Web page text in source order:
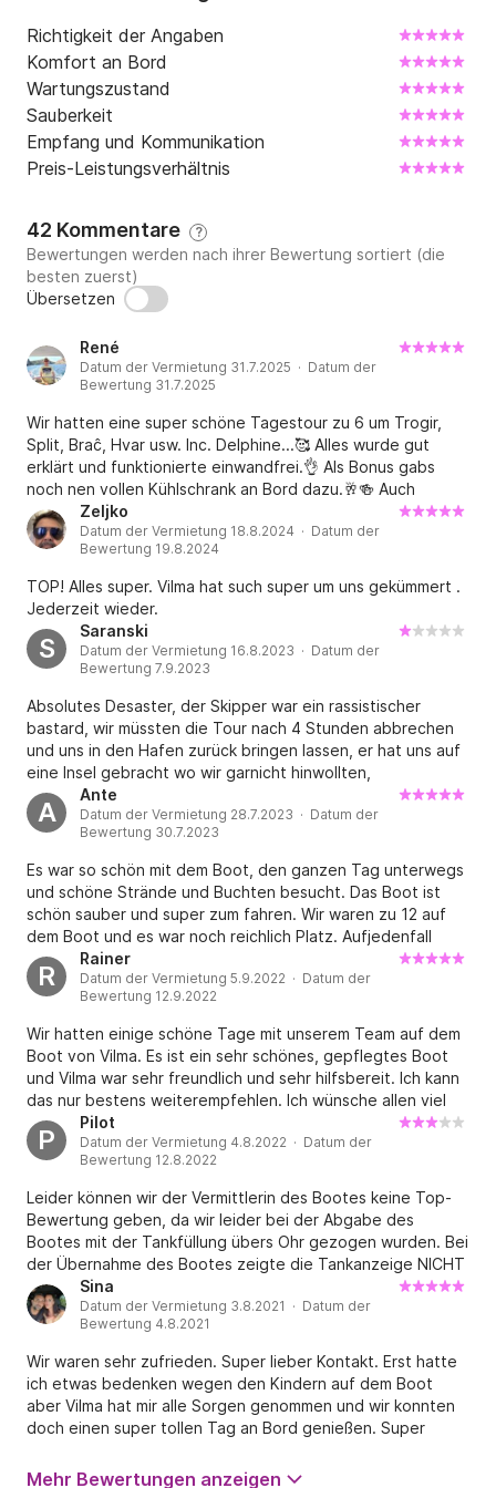
Elektrische Ankerwinde, Trimmanzeige, 100-W-
Solarpanel zum Laden der Batterie.
GPS Simrad G 09 Xse.
Kabinen: 1
Toiletten: 1
Baujahr: 2017
Unterhaltung:
Radio FUSION MS-RA205 + 6 Lautsprecher, USB,
MP3-Player, UKW-Funkgerät
Sicherheit:
Erste-Hilfe-Set, Suchscheinwerferreflektor auf dem
Hardtop mit Fernbedienung, 2 Feuerlöscher, Flaggen
Innenausstattung:
49-Liter-Kühlschrank mit Gefrierfach, Toilette mit
Richtigkeit der Angaben
Komfort an Bord
Wartungszustand
Sauberkeit
Empfang und Kommunikation
Preis-Leistungsverhältnis
42 Kommentare ?
Bewertungen werden nach ihrer Bewertung sortiert (die
besten zuerst)
Übersetzen
René
Datum der Vermietung 31.7.2025 · Datum der
Bewertung 31.7.2025
Wir hatten eine super schöne Tagestour zu 6 um Trogir,
Split, Braĉ, Hvar usw. Inc. Delphine...🥰 Alles wurde gut
erklärt und funktionierte einwandfrei.👌 Als Bonus gabs
noch nen vollen Kühlschrank an Bord dazu.🥂🍻 Auch
tanken und die Rückgabe waren super organisiert.⛽️ Sehr
zu empfehlen. Vielen Dank für den schönen Tag.👍
Zeljko
Datum der Vermietung 18.8.2024 · Datum der
Bewertung 19.8.2024
TOP! Alles super. Vilma hat such super um uns gekümmert .
Jederzeit wieder.
S
Saranski
Datum der Vermietung 16.8.2023 · Datum der
Bewertung 7.9.2023
Absolutes Desaster, der Skipper war ein rassistischer
bastard, wir müssten die Tour nach 4 Stunden abbrechen
und uns in den Hafen zurück bringen lassen, er hat uns auf
eine Insel gebracht wo wir garnicht hinwollten,
wärenddessen war er die ganze Zeit an seinem Handy und
hat uns nicht zugehört was wir wollten, als wir ihn damit
konfrontiert haben ist er total ausgerastet hat uns
beleidigt und wollte das wir von Boot runtergehen
absoluter Alptraum!!! wir haben natürlich unser Geld nicht
mehr gesehen!! Finger weg von diesem Betreiber totale
verarsche !!!
A
Ante
Datum der Vermietung 28.7.2023 · Datum der
Bewertung 30.7.2023
Es war so schön mit dem Boot, den ganzen Tag unterwegs
und schöne Strände und Buchten besucht. Das Boot ist
schön sauber und super zum fahren. Wir waren zu 12 auf
dem Boot und es war noch reichlich Platz. Aufjedenfall
Buche ich wieder.
R
Rainer
Datum der Vermietung 5.9.2022 · Datum der
Bewertung 12.9.2022
Wir hatten einige schöne Tage mit unserem Team auf dem
Boot von Vilma. Es ist ein sehr schönes, gepflegtes Boot
und Vilma war sehr freundlich und sehr hilfsbereit. Ich kann
das nur bestens weiterempfehlen. Ich wünsche allen viel
Spaß mit dem Boot.
P
Pilot
Datum der Vermietung 4.8.2022 · Datum der
Bewertung 12.8.2022
Leider können wir der Vermittlerin des Bootes keine Top-
Bewertung geben, da wir leider bei der Abgabe des
Bootes mit der Tankfüllung übers Ohr gezogen wurden. Bei
der Übernahme des Bootes zeigte die Tankanzeige NICHT
vollen Stand, sollte bei der Abgabe aber auch wieder so
zeigen, aussage der Vermittlerin. Also bei der Abgabe
zeigte die Anzeige auch wieder so, bedauerlicherweise
nicht zur Zufriedenheit der Vermittlerin und wir noch
480Kuna zum Ausgleich da lassen sollten. Finden
unverschämt (Abzocke) und nicht weiterempfehlend. Dazu
kommen noch. Toilettentür griff defekt, SUP Brett (Stand-
up Paddel) was in der Ausstattung des Bootes war fehlte
Sina
Datum der Vermietung 3.8.2021 · Datum der
Bewertung 4.8.2021
Wir waren sehr zufrieden. Super lieber Kontakt. Erst hatte
ich etwas bedenken wegen den Kindern auf dem Boot
aber Vilma hat mir alle Sorgen genommen und wir konnten
doch einen super tollen Tag an Bord genießen. Super
Mehr Bewertungen anzeigen